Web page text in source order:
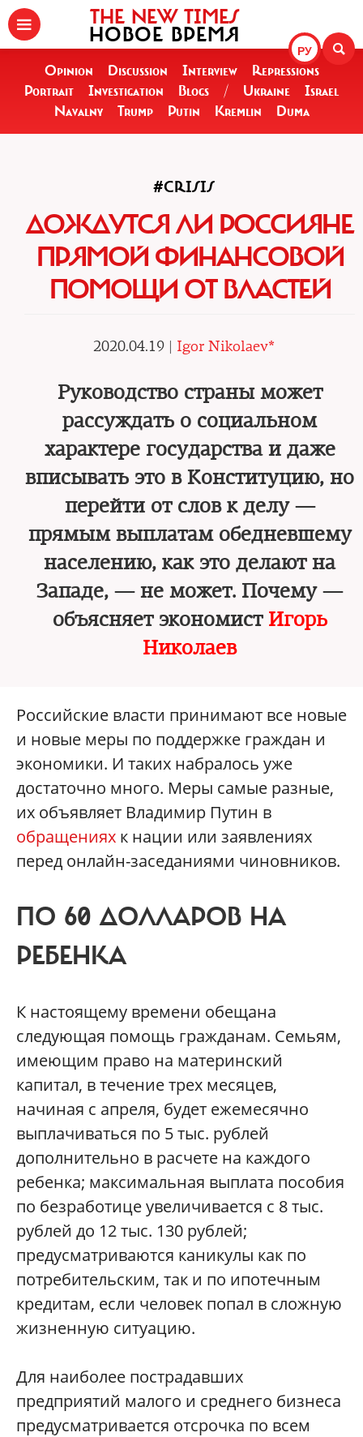
РУ
THE NEW TIMES
НОВОЕ ВРЕМЯ
Opinion Discussion Interview
Repressions
Portrait
Investigation Blogs / Ukraine
Israel
Navalny
Trump Putin Kremlin Duma
#CRISIS
ДОЖДУТСЯ ЛИ РОССИЯНЕ
ПРЯМОЙ ФИНАНСОВОЙ
ПОМОЩИ ОТ ВЛАСТЕЙ
2020.04.19 | Igor Nikolaev*
Руководство страны может
рассуждать о социальном
характере государства и даже
вписывать это в Конституцию, но
перейти от слов к делу —
прямым выплатам обедневшему
населению, как это делают на
Западе, — не может. Почему —
объясняет экономист Игорь
Николаев
Российские власти принимают все новые
и новые меры по поддержке граждан и
экономики. И таких набралось уже
достаточно много. Меры самые разные,
их объявляет Владимир Путин в
обращениях к нации или заявлениях
перед онлайн-заседаниями чиновников.
ПО 60 ДОЛЛАРОВ НА
РЕБЕНКА
К настоящему времени обещана
следующая помощь гражданам. Семьям,
имеющим право на материнский
капитал, в течение трех месяцев,
начиная с апреля, будет ежемесячно
выплачиваться по 5 тыс. рублей
дополнительно в расчете на каждого
ребенка; максимальная выплата пособия
по безработице увеличивается с 8 тыс.
рублей до 12 тыс. 130 рублей;
предусматриваются каникулы как по
потребительским, так и по ипотечным
кредитам, если человек попал в сложную
жизненную ситуацию.
Для наиболее пострадавших
предприятий малого и среднего бизнеса
предусматривается отсрочка по всем